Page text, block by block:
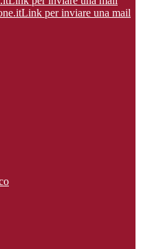
Link per inviare una mail